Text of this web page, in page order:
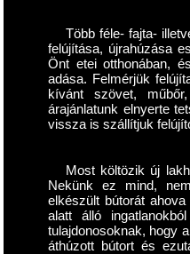
Több féle- fajta-
felújítása, újrahúzása
Önt etei otthonában,
adása. Felmérjük
kívánt szövet,
árajánlatunk elnyerte
vissza is szállítjuk
Most költözik új
Nekünk ez mind,
elkészült bútorát
alatt álló
tulajdonosoknak, hogy
áthúzott bútort és